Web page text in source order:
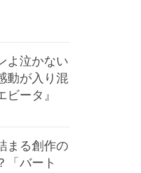
よ泣かない
動が入り混
ビータ』
まる創作の
「バート